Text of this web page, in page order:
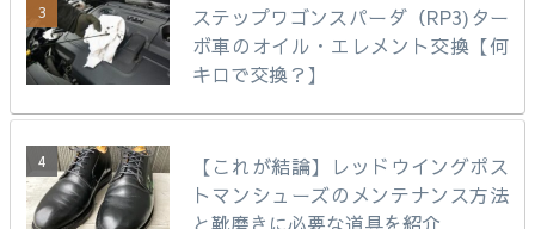
ステップワゴンスパーダ（RP3)ター
ボ車のオイル・エレメント交換【何
キロで交換？】
【これが結論】レッドウイングポス
トマンシューズのメンテナンス方法
と靴磨きに必要な道具を紹介